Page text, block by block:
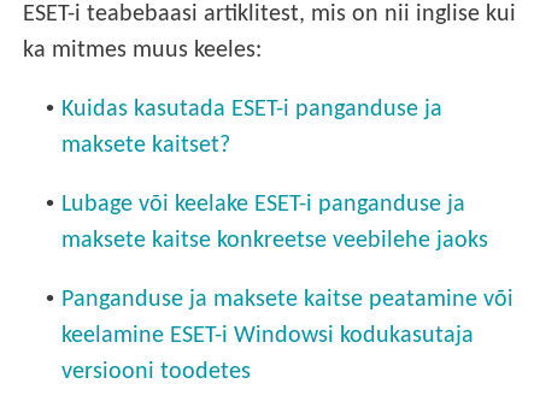
ESET-i teabebaasi artiklitest, mis on nii inglise kui
ka mitmes muus keeles:
• Kuidas kasutada ESET-i panganduse ja
maksete kaitset?
• Lubage või keelake ESET-i panganduse ja
maksete kaitse konkreetse veebilehe jaoks
• Panganduse ja maksete kaitse peatamine või
keelamine ESET-i Windowsi kodukasutaja
versiooni toodetes